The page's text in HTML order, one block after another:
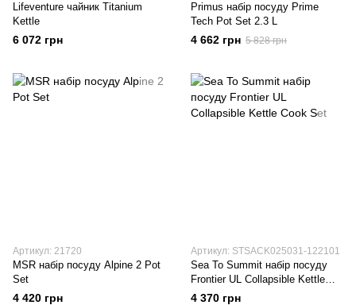
Lifeventure чайник Titanium
Kettle
6 072 грн
Primus набір посуду Prime
Tech Pot Set 2.3 L
4 662 грн 5 828 грн
Артикул: 21720
MSR набір посуду Alpine 2 Pot
Set
4 420 грн
Артикул: STSACK025031-122101
Sea To Summit набір посуду
Frontier UL Collapsible Kettle
Cook Set
4 370 грн